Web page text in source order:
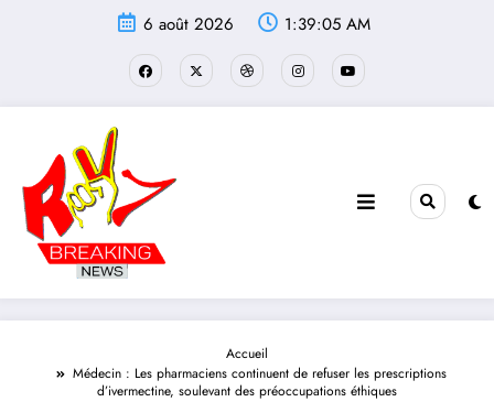
6 août 2026 1:39:06 AM
Accueil
Médecin : Les pharmaciens continuent de refuser les prescriptions
d’ivermectine, soulevant des préoccupations éthiques